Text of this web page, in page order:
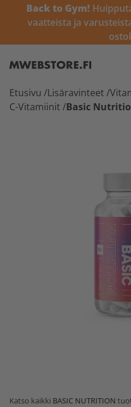
Back to Gym!
vaatteista ja
Etusivu /Lisäravinteet /
C-Vitamiinit /Basic
Katso kaikki BASIC NUTRITION